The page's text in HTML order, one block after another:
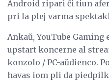
Android ripari ĉi tiun
pri la plej varma
Ankaŭ, YouTube Gaming
upstart koncerne al
konzolo / PC-aŭdienco.
havas iom pli da